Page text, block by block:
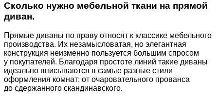
Сколько нужно мебельной ткани на прямой
диван.
Прямые диваны по праву относят к классике мебельного
производства. Их незамысловатая, но элегантная
конструкция неизменно пользуется большим спросом
у покупателей. Благодаря простоте линий такие диваны
идеально вписываются в самые разные стили
оформления комнат: от очаровательного прованса
до сдержанного скандинавского.